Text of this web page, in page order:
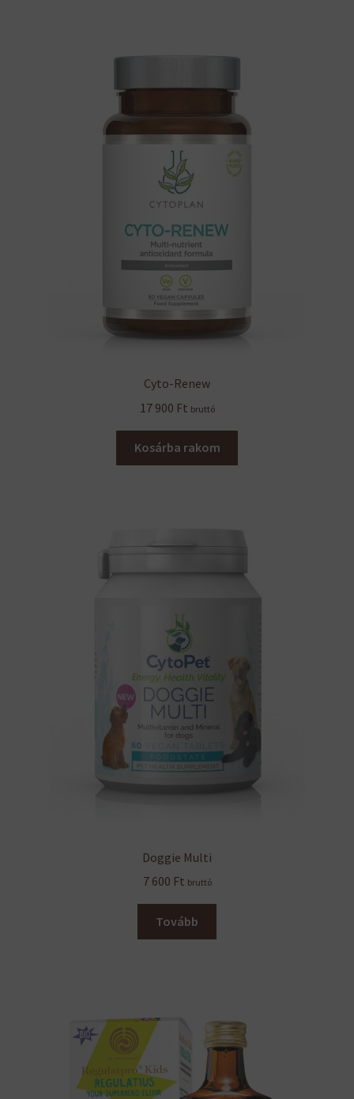
Cyto-Renew
17 900 Ft bruttó
Kosárba rakom
Doggie Multi
7 600 Ft bruttó
Tovább